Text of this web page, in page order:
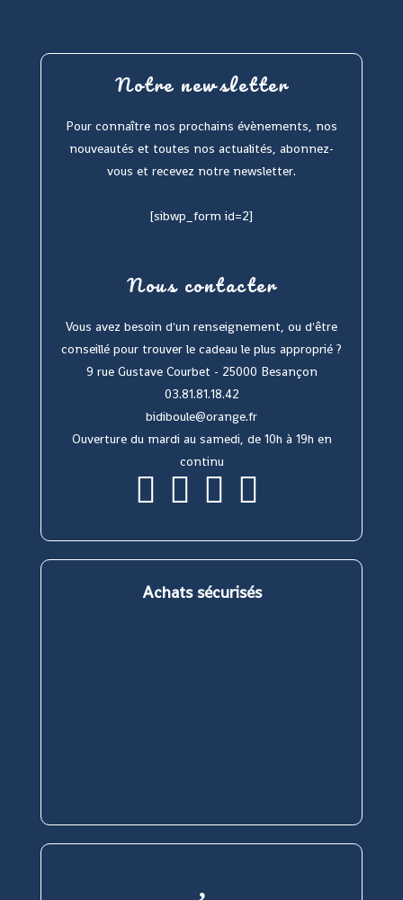
Notre newsletter
Pour connaître nos prochains évènements, nos
nouveautés et toutes nos actualités, abonnez-
vous et recevez notre newsletter.
[sibwp_form id=2]
Nous contacter
Vous avez besoin d'un renseignement, ou d'être
conseillé pour trouver le cadeau le plus approprié ?
9 rue Gustave Courbet - 25000 Besançon
03.81.81.18.42
bidiboule@orange.fr
Ouverture du mardi au samedi, de 10h à 19h en
continu
S’ouvre
dans
S’ouvre
dans
S’ouvre
dans
Achats sécurisés